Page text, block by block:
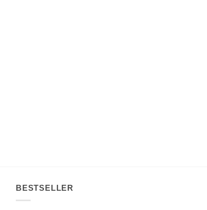
BESTSELLER